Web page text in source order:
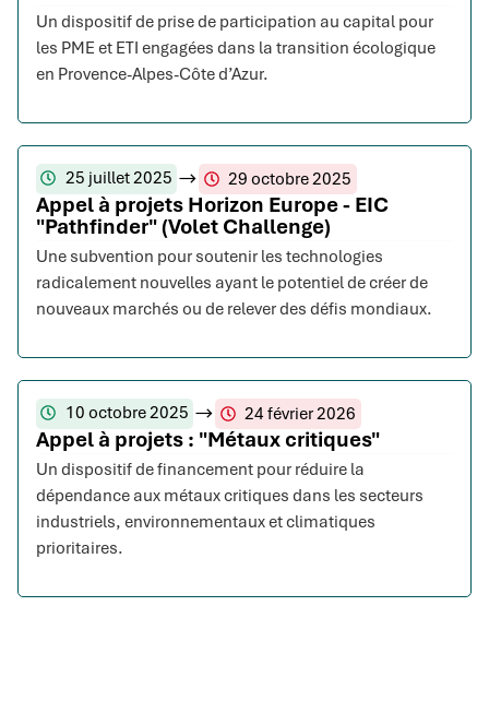
Un dispositif de prise de participation au capital pour
les PME et ETI engagées dans la transition écologique
en Provence-Alpes-Côte d’Azur.
25 juillet 2025 29 octobre 2025
Appel à projets Horizon Europe - EIC
"Pathfinder" (Volet Challenge)
Une subvention pour soutenir les technologies
radicalement nouvelles ayant le potentiel de créer de
nouveaux marchés ou de relever des défis mondiaux.
10 octobre 2025 24 février 2026
Appel à projets : "Métaux critiques"
Un dispositif de financement pour réduire la
dépendance aux métaux critiques dans les secteurs
industriels, environnementaux et climatiques
prioritaires.